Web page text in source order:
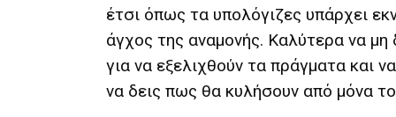
έτσι όπως τα υπολόγιζες υπάρχει
άγχος της αναμονής. Καλύτερα να μη
για να εξελιχθούν τα πράγματα και
να δεις πως θα κυλήσουν από μόνα